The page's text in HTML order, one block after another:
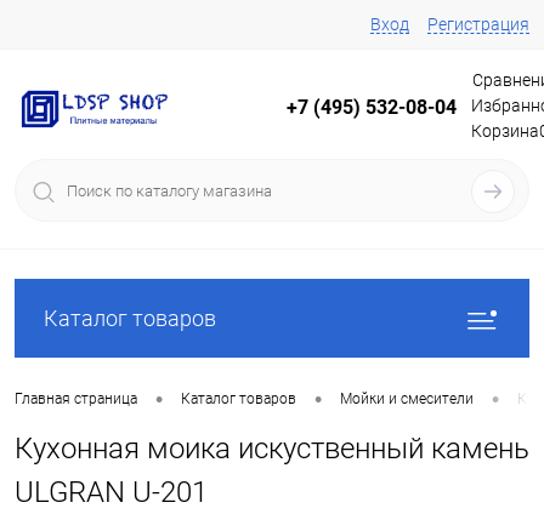
Вход Регистрация
+7 (495) 532-08-04
Корзина
Каталог товаров
Главная страница • Каталог товаров • Мойки и смесители •
Кухонная моика искуственный камень
ULGRAN U-201